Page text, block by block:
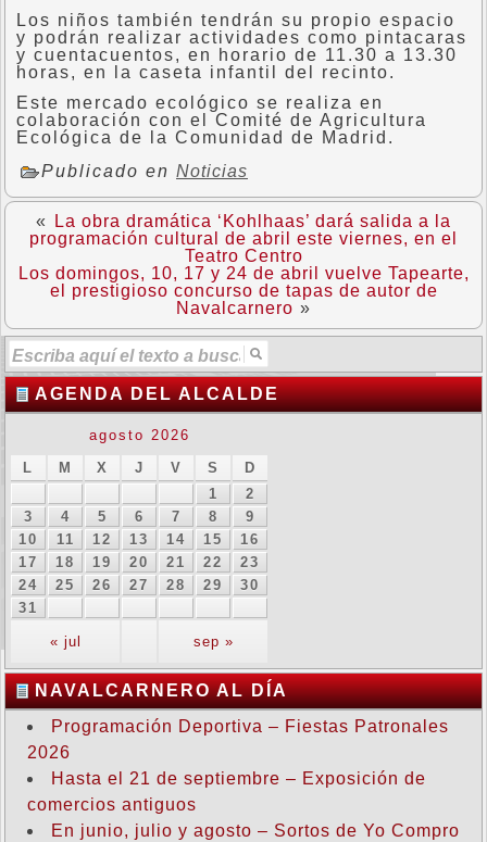
Los niños también tendrán su propio espacio
y podrán realizar actividades como pintacaras
y cuentacuentos, en horario de 11.30 a 13.30
horas, en la caseta infantil del recinto.
Este mercado ecológico se realiza en
colaboración con el Comité de Agricultura
Ecológica de la Comunidad de Madrid.
Publicado en Noticias
«
La obra dramática ‘Kohlhaas’ dará salida a la
programación cultural de abril este viernes, en el
Teatro Centro
Los domingos, 10, 17 y 24 de abril vuelve Tapearte,
el prestigioso concurso de tapas de autor de
Navalcarnero »
AGENDA DEL ALCALDE
agosto 2026
L
M X J V S D
« jul sep »
1
2
3
4 5 6 7 8
9
10
11 12 13 14 15
16
17
18 19 20 21 22
23
24
25 26 27 28 29
30
31
NAVALCARNERO AL DÍA
Programación Deportiva – Fiestas Patronales
2026
Hasta el 21 de septiembre – Exposición de
comercios antiguos
En junio, julio y agosto – Sortos de Yo Compro